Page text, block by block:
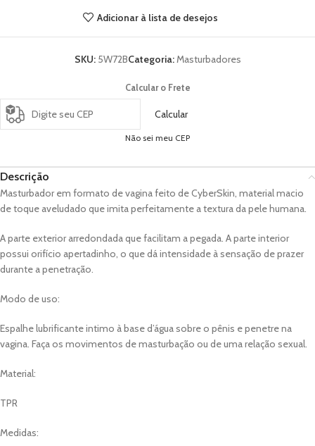
Adicionar à lista de desejos
SKU: 5W72BCategoria:Masturbadores
Calcular o Frete
Calcular
Não sei meu CEP
Descrição
Masturbador em formato de vagina feito de CyberSkin, material macio
de toque aveludado que imita perfeitamente a textura da pele humana.
A parte exterior arredondada que facilitam a pegada. A parte interior
possui orifício apertadinho, o que dá intensidade à sensação de prazer
durante a penetração.
Modo de uso:
Espalhe lubrificante intimo à base d’água sobre o pênis e penetre na
vagina. Faça os movimentos de masturbação ou de uma relação sexual.
Material:
TPR
Medidas: